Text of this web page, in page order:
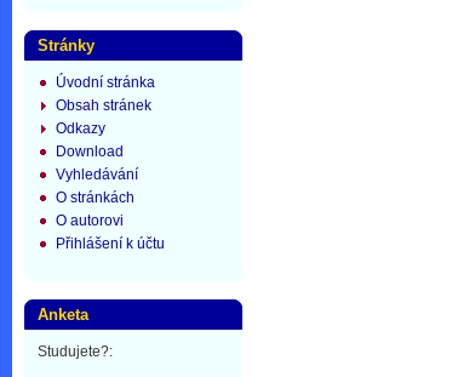
Stránky
Úvodní stránka
Obsah stránek
Odkazy
Download
Vyhledávání
O stránkách
O autorovi
Přihlášení k účtu
Anketa
Studujete?: